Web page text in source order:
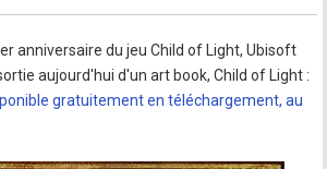
anniversaire du jeu Child of Light, Ubisoft
aujourd'hui d'un art book, Child of Light :
gratuitement en téléchargement, au